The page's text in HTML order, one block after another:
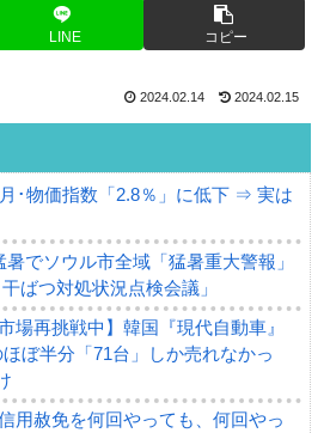
LINE コピー
2024.02.14 2024.02.15
･物価指数「2.8％」に低下 ⇒ 実は
暑でソウル市全域「猛暑重大警報」
ばつ対処状況点検会議」
市場再挑戦中】韓国『現代自動車』
ぼ半分「71台」しか売れなかっ
用赦免を何回やっても、何回やっ